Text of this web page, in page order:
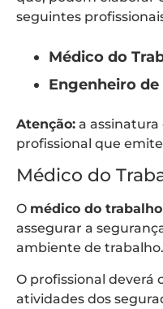
seguintes
Médico do
Engenheiro
Atenção: a
profissional que emite
Médico do
O médico do trabalho
assegurar a
ambiente de trabalho.
O profissional deverá
atividades dos